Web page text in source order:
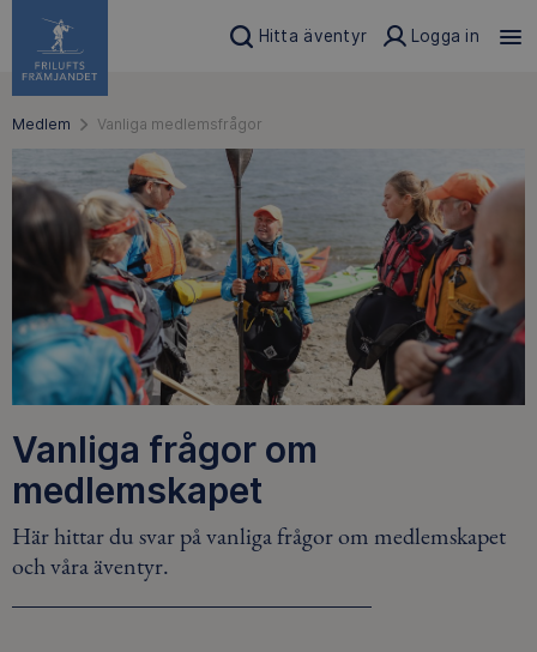
Hitta äventyr Logga in
Medlem Vanliga medlemsfrågor
Vanliga frågor om
medlemskapet
Här hittar du svar på vanliga frågor om medlemskapet
och våra äventyr.